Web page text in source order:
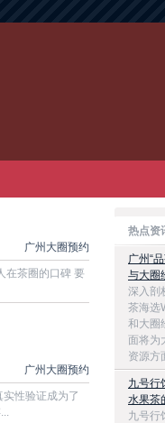
广州大圈预约
在茶圈的口碑 要
广州大圈预约
性验证成为了
热点资
广州“
与大圈
深入剖
茶海选
和大圈
面将为
资源方
九号行
水果茶
九号行